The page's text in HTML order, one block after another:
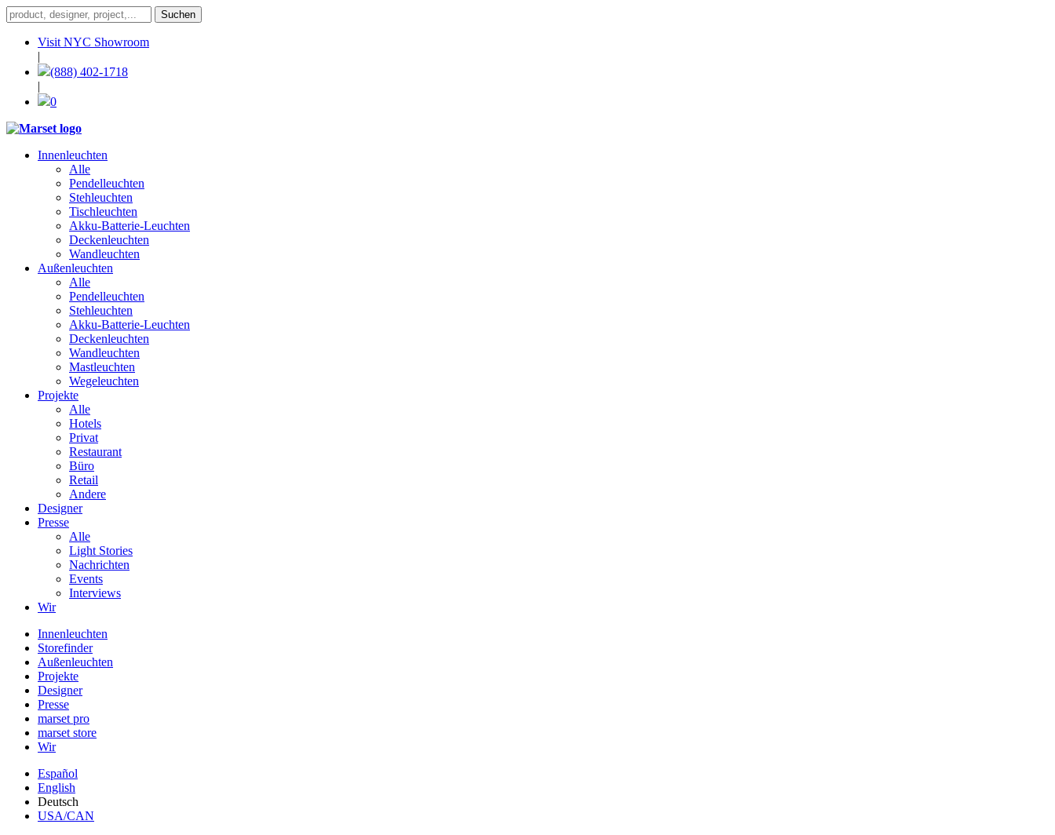
Visit NYC Showroom
|
(888) 402-1718
|
0
Innenleuchten
Alle
Pendelleuchten
Stehleuchten
Tischleuchten
Akku-Batterie-Leuchten
Deckenleuchten
Wandleuchten
Außenleuchten
Alle
Pendelleuchten
Stehleuchten
Akku-Batterie-Leuchten
Deckenleuchten
Wandleuchten
Mastleuchten
Wegeleuchten
Projekte
Alle
Hotels
Privat
Restaurant
Büro
Retail
Andere
Designer
Presse
Alle
Light Stories
Nachrichten
Events
Interviews
Wir
Innenleuchten
Storefinder
Außenleuchten
Projekte
Designer
Presse
marset pro
marset store
Wir
Español
English
Deutsch
USA/CAN